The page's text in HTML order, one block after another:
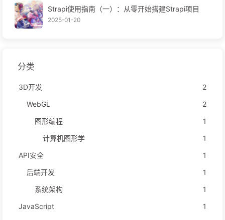
Strapi使用指南（一）：从零开始搭建Strapi项目
2025-01-20
分类
3D开发
2
WebGL
2
图形编程
1
计算机图形学
1
API安全
1
后端开发
1
系统架构
1
JavaScript
1